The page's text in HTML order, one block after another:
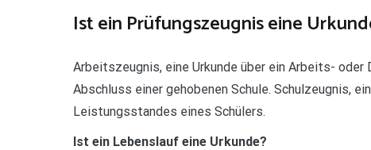
Ist ein Prüfungszeugnis eine
Arbeitszeugnis, eine Urkunde über ein Arbeits-
Abschluss einer gehobenen Schule. Schulzeugnis,
Leistungsstandes eines Schülers.
Ist ein Lebenslauf eine Urkunde?